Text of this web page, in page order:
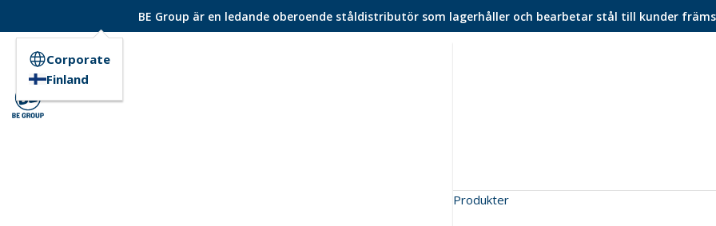
BE Group är en ledande oberoende ståldistributör som lagerhåller och bearbetar stål till kunder
Produkter
Corporate
Finland